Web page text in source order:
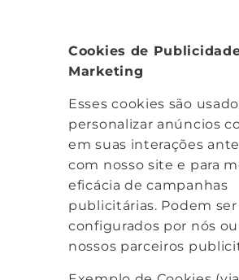
Cookies de
Marketing
Esses cookies são
personalizar anúncios
em suas interações
com nosso site e para
eficácia de campanhas
publicitárias. Podem ser
configurados por nós
nossos parceiros